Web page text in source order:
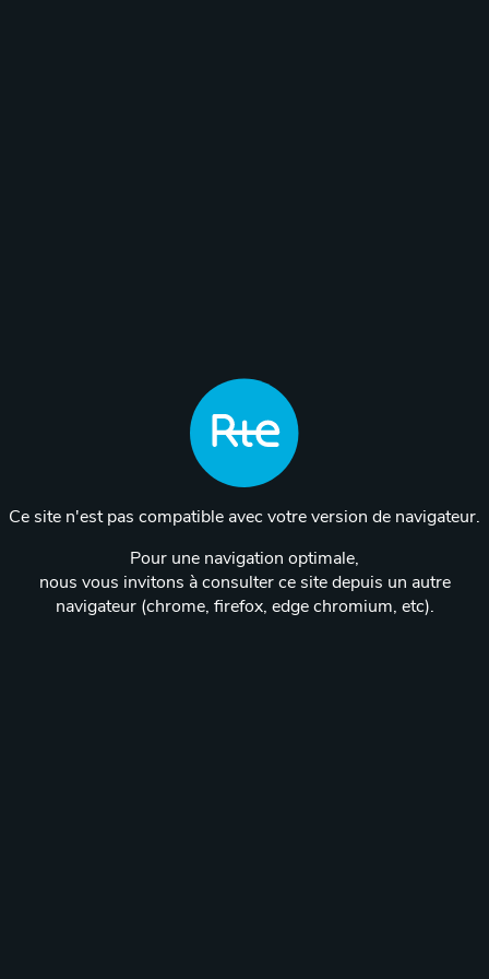
Ce site n'est pas compatible avec votre version de navigateur.
Pour une navigation optimale,
nous vous invitons à consulter ce site depuis un autre
navigateur (chrome, firefox, edge chromium, etc).